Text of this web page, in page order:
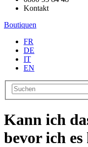
Kontakt
Boutiquen
FR
DE
IT
EN
Kann ich
bevor ich es